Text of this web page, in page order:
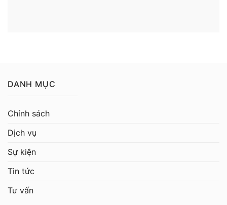
DANH MỤC
Chính sách
Dịch vụ
Sự kiện
Tin tức
Tư vấn